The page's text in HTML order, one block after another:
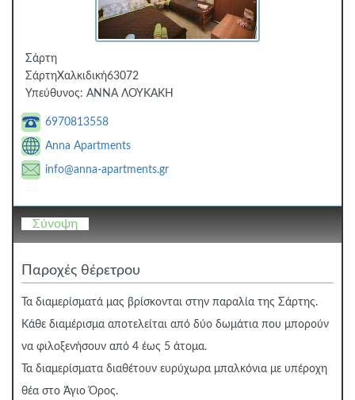
Σάρτη
ΣάρτηΧαλκιδική63072
Υπεύθυνος: ΑΝΝΑ ΛΟΥΚΑΚΗ
6970813558
Anna Apartments
info@anna-apartments.gr
Σύνοψη
Παροχές θέρετρου
Τα διαμερίσματά μας βρίσκονται στην παραλία της Σάρτης.
Κάθε διαμέρισμα αποτελείται από δύο δωμάτια που μπορούν
να φιλοξενήσουν από 4 έως 5 άτομα.
Τα διαμερίσματα διαθέτουν ευρύχωρα μπαλκόνια με υπέροχη
θέα στο Άγιο Όρος.